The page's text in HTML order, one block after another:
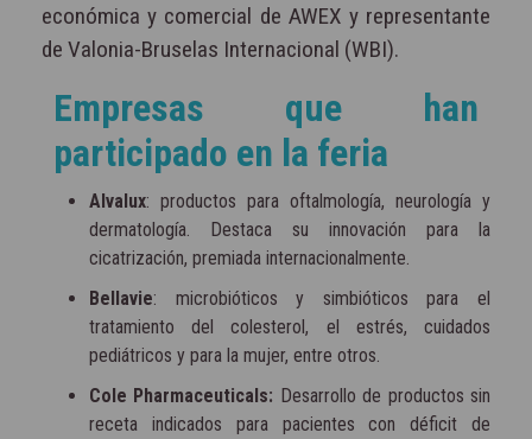
económica y comercial de AWEX y representante
de Valonia-Bruselas Internacional (WBI).
Empresas que han
participado en la feria
Alvalux: productos para oftalmología, neurología y
dermatología. Destaca su innovación para la
cicatrización, premiada internacionalmente.
Bellavie: microbióticos y simbióticos para el
tratamiento del colesterol, el estrés, cuidados
pediátricos y para la mujer, entre otros.
Cole Pharmaceuticals: Desarrollo de productos sin
receta indicados para pacientes con déficit de